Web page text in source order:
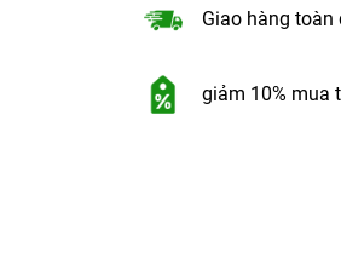
Giao hàng toàn
giảm 10% mua